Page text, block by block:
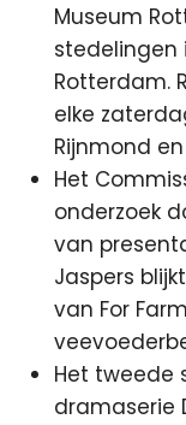
Museum
stedelingen
Rotterdam.
elke
Rijnmond
Het
onderzoek
van
Jaspers
van For
Het tweede
dramaserie